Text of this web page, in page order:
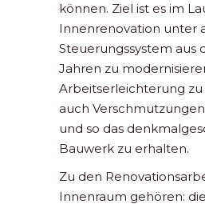
können. Ziel ist es im
Innenrenovation unter
Steuerungssystem aus
Jahren zu
Arbeitserleichterung
auch
und so das
Bauwerk zu erhalten.
Zu den
Innenraum gehören: die